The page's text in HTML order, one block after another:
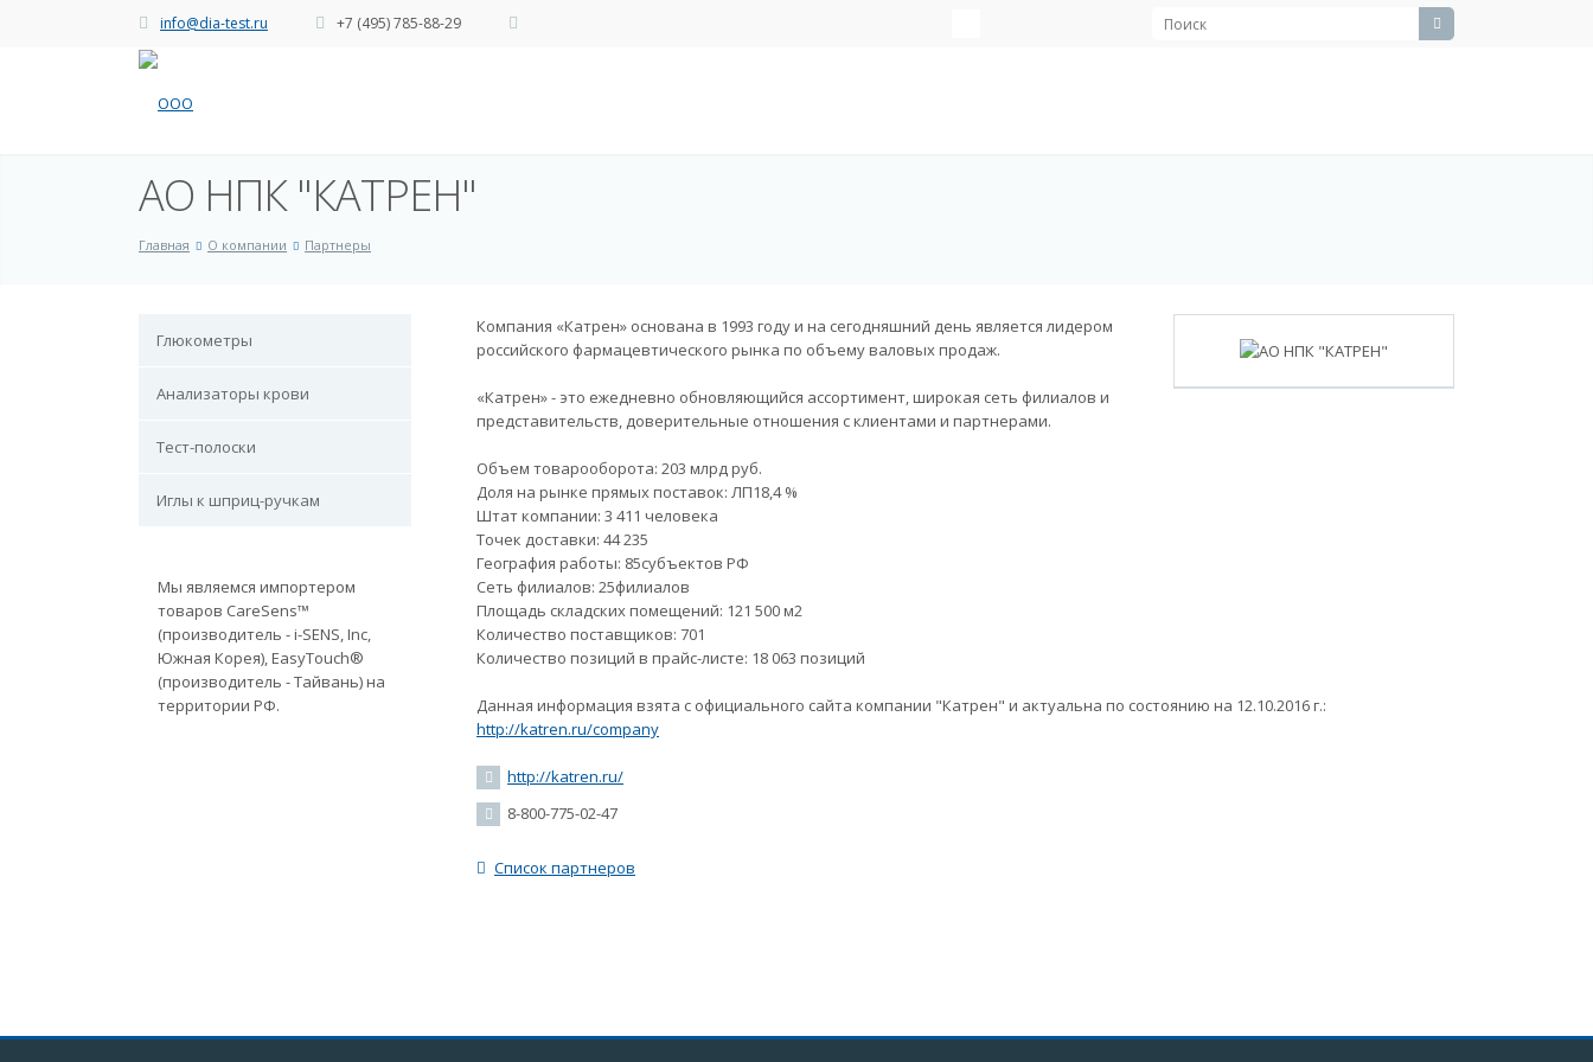
info@dia-test.ru +7 (495) 785-88-29
АО НПК "КАТРЕН"
Главная О компании Партнеры
Глюкометры
Анализаторы крови
Тест-полоски
Иглы к шприц-ручкам
Мы являемся импортером
товаров CareSens™
(производитель - i-SENS, Inc,
Южная Корея), EasyTouch®
(производитель - Тайвань) на
территории РФ.
Компания «Катрен» основана в 1993 году и на сегодняшний день является лидером
российского фармацевтического рынка по объему валовых продаж.
«Катрен» - это ежедневно обновляющийся ассортимент, широкая сеть филиалов и
представительств, доверительные отношения с клиентами и партнерами.
Объем товарооборота: 203 млрд руб.
Доля на рынке прямых поставок: ЛП18,4 %
Штат компании: 3 411 человека
Точек доставки: 44 235
География работы: 85cубъектов РФ
Сеть филиалов: 25филиалов
Площадь складских помещений: 121 500 м2
Количество поставщиков: 701
Количество позиций в прайс-листе: 18 063 позиций
Данная информация взята с официального сайта компании "Катрен" и актуальна по состоянию на 12.10.2016 г.:
http://katren.ru/company
http://katren.ru/
8-800-775-02-47
Список партнеров